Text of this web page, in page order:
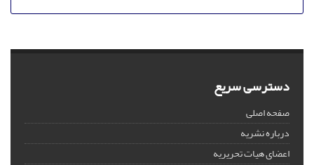
دسترسی سریع
صفحه اصلی
درباره نشریه
اعضای هیات تحریریه